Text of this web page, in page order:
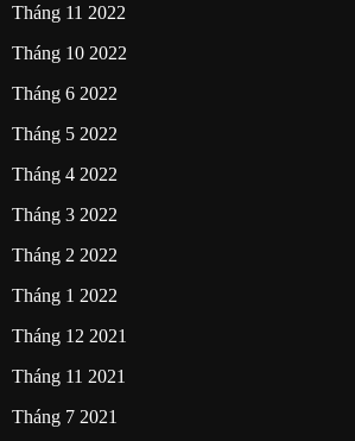
Tháng 11 2022
Tháng 10 2022
Tháng 6 2022
Tháng 5 2022
Tháng 4 2022
Tháng 3 2022
Tháng 2 2022
Tháng 1 2022
Tháng 12 2021
Tháng 11 2021
Tháng 7 2021